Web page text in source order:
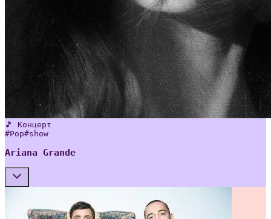
🎵 Концерт
#Pop#show
Ariana Grande